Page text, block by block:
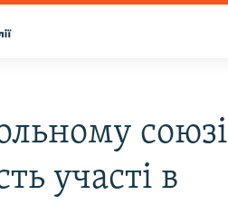
союзі
участі в